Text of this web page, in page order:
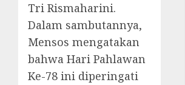
Tri Rismaharini.
Dalam sambutannya,
Mensos mengatakan
bahwa Hari Pahlawan
Ke-78 ini diperingati